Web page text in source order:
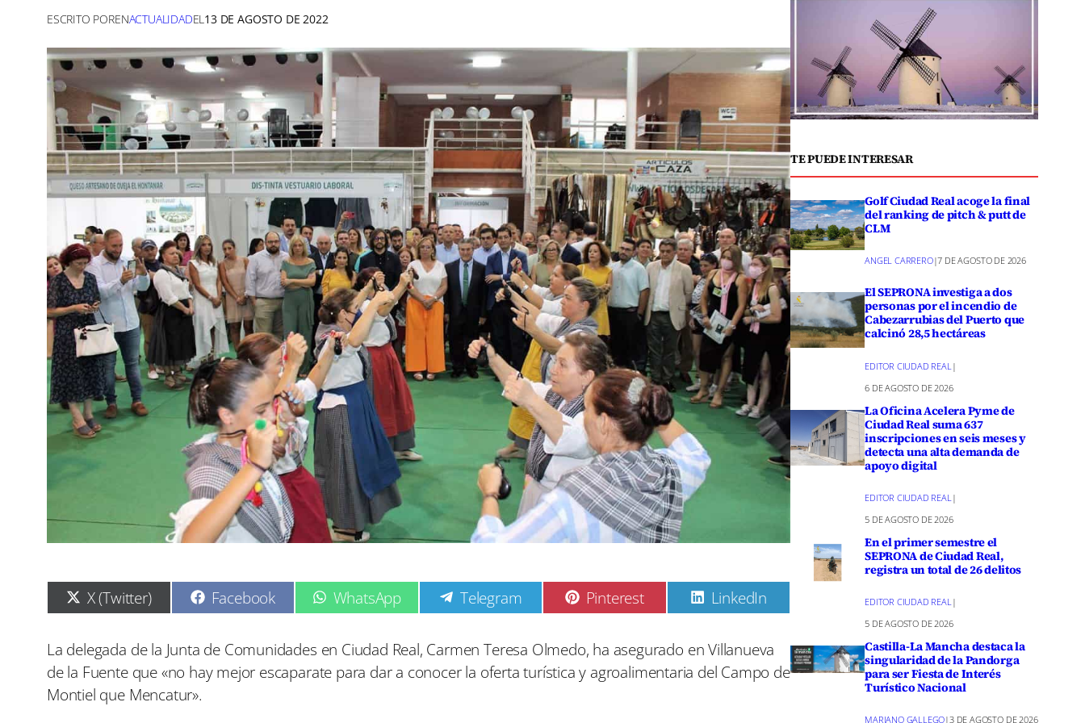
ESCRITO PORENACTUALIDADEL13 DE AGOSTO DE 2022
C
o
p
a
r
t
i
X (Twitter) C
o
p
a
r
Facebook C
o
p
a
r
t
WhatsApp C
o
p
a
r
Telegram C
o
p
a
r
Pinterest C
o
p
a
r
LinkedIn
La delegada de la Junta de Comunidades en Ciudad Real, Carmen Teresa Olmedo, ha asegurado en Villanueva
de la Fuente que «no hay mejor escaparate para dar a conocer la oferta turística y agroalimentaria del Campo de
Montiel que Mencatur».
TE PUEDE INTERESAR
Golf Ciudad Real acoge la final
del ranking de pitch & putt de
CLM
ANGEL CARRERO|7 DE AGOSTO DE 2026
El SEPRONA investiga a dos
personas por el incendio de
Cabezarrubias del Puerto que
calcinó 28,5 hectáreas
EDITOR CIUDAD REAL |
6 DE AGOSTO DE 2026
La Oficina Acelera Pyme de
Ciudad Real suma 637
inscripciones en seis meses y
detecta una alta demanda de
apoyo digital
EDITOR CIUDAD REAL |
5 DE AGOSTO DE 2026
En el primer semestre el
SEPRONA de Ciudad Real,
registra un total de 26 delitos
EDITOR CIUDAD REAL|
5 DE AGOSTO DE 2026
Castilla-La Mancha destaca la
singularidad de la Pandorga
para ser Fiesta de Interés
Turístico Nacional
MARIANO GALLEGO|3 DE AGOSTO DE 2026